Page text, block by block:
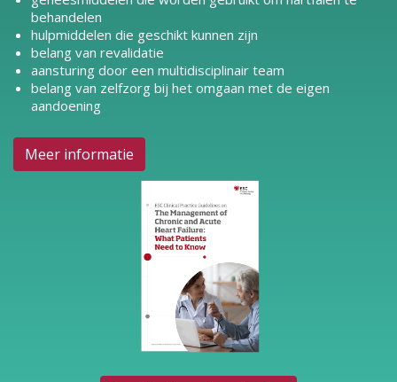
behandelen
hulpmiddelen die geschikt kunnen zijn
belang van revalidatie
aansturing door een multidisciplinair team
belang van zelfzorg bij het omgaan met de eigen
aandoening
Meer informatie